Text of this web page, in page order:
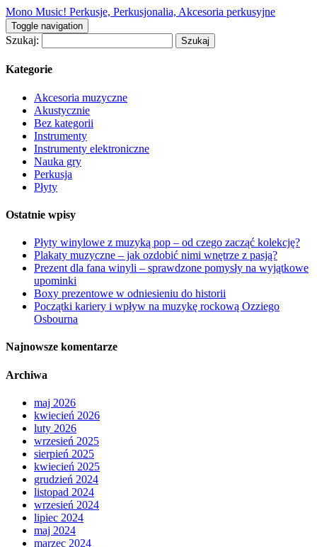
Mono Music! Perkusje, Perkusjonalia, Akcesoria perkusyjne
Toggle navigation
Szukaj:
Kategorie
Akcesoria muzyczne
Akustycznie
Bez kategorii
Instrumenty
Instrumenty elektroniczne
Nauka gry
Perkusja
Płyty
Ostatnie wpisy
Płyty winylowe z muzyką pop – od czego zacząć kolekcję?
Plakaty muzyczne – jak ozdobić nimi wnętrze z pasją?
Prezent dla fana winyli – sprawdzone pomysły na wyjątkowe
upominki
Boxy prezentowe w odniesieniu do historii
Początki kariery i wpływ na muzykę rockową Ozziego
Osbourna
Najnowsze komentarze
Archiwa
maj 2026
kwiecień 2026
luty 2026
wrzesień 2025
sierpień 2025
kwiecień 2025
grudzień 2024
listopad 2024
wrzesień 2024
lipiec 2024
maj 2024
marzec 2024